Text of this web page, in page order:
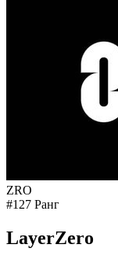
ZRO
#127 Ранг
LayerZero